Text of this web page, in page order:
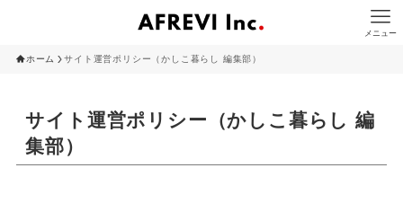
メニュー
ホーム サイト運営ポリシー（かしこ暮らし 編集部）
サイト運営ポリシー（かしこ暮らし 編
集部）